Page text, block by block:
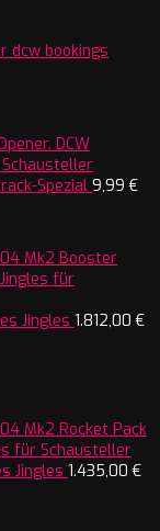
Spezial 9,99 €
Jingles 1.812,00 €
Jingles 1.435,00 €